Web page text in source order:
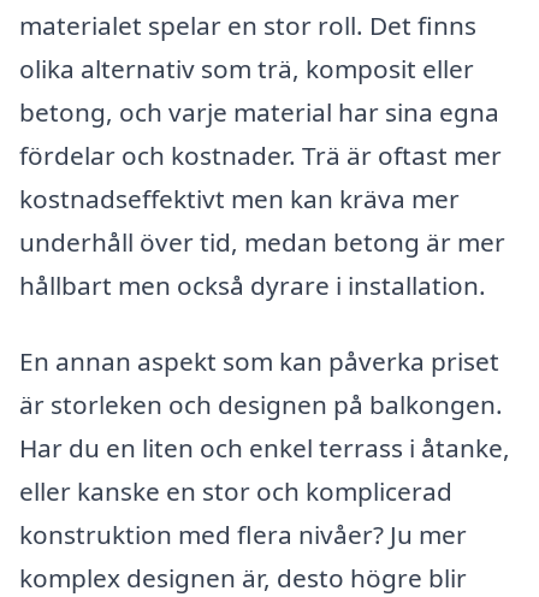
materialet spelar en stor roll. Det finns
olika alternativ som trä, komposit eller
betong, och varje material har sina egna
fördelar och kostnader. Trä är oftast mer
kostnadseffektivt men kan kräva mer
underhåll över tid, medan betong är mer
hållbart men också dyrare i installation.
En annan aspekt som kan påverka priset
är storleken och designen på balkongen.
Har du en liten och enkel terrass i åtanke,
eller kanske en stor och komplicerad
konstruktion med flera nivåer? Ju mer
komplex designen är, desto högre blir